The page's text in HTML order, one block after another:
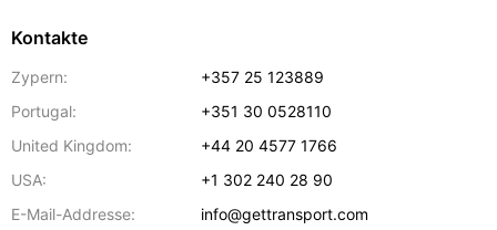
Kontakte
Zypern:
+357 25 123889
Portugal:
+351 30 0528110
United Kingdom:
+44 20 4577 1766
USA:
+1 302 240 28 90
E-Mail-Addresse:
info@gettransport.com